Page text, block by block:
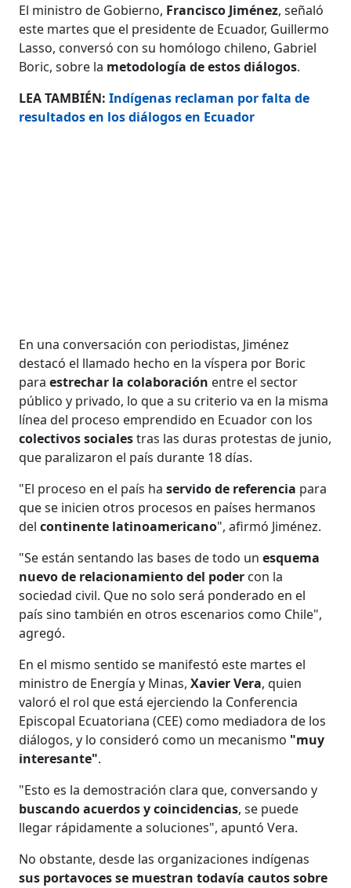
El ministro de Gobierno, Francisco Jiménez, señaló
este martes que el presidente de Ecuador, Guillermo
Lasso, conversó con su homólogo chileno, Gabriel
Boric, sobre la metodología de estos diálogos.
LEA TAMBIÉN:Indígenas reclaman por falta de
resultados en los diálogos en Ecuador
En una conversación con periodistas, Jiménez
destacó el llamado hecho en la víspera por Boric
paraestrechar la colaboración entre el sector
público y privado, lo que a su criterio va en la misma
línea del proceso emprendido en Ecuador con los
colectivos socialestras las duras protestas de junio,
que paralizaron el país durante 18 días.
"El proceso en el país ha servido de referencia para
que se inicien otros procesos en países hermanos
del continente latinoamericano", afirmó Jiménez.
"Se están sentando las bases de todo unesquema
nuevo de relacionamiento del poder con la
sociedad civil. Que no solo será ponderado en el
país sino también en otros escenarios como Chile",
agregó.
En el mismo sentido se manifestó este martes el
ministro de Energía y Minas, Xavier Vera, quien
valoró el rol que está ejerciendo la Conferencia
Episcopal Ecuatoriana (CEE) como mediadora de los
diálogos, y lo consideró como un mecanismo "muy
interesante".
"Esto es la demostración clara que, conversando y
buscando acuerdos y coincidencias, se puede
llegar rápidamente a soluciones", apuntó Vera.
No obstante, desde las organizaciones indígenas
sus portavoces se muestran todavía cautos sobre